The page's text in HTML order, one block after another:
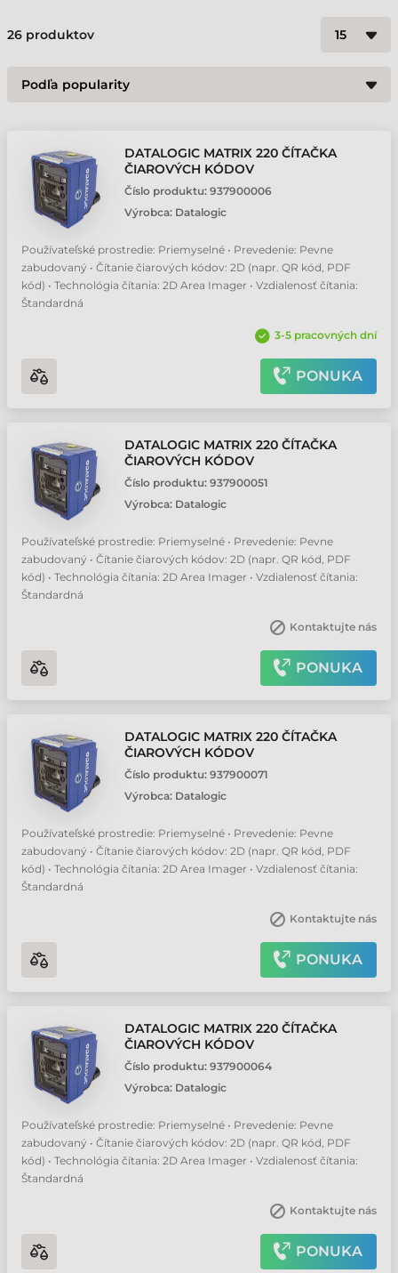
26 produktov
DATALOGIC MATRIX 220 ČÍTAČKA
ČIAROVÝCH KÓDOV
Číslo produktu: 937900006
Výrobca: Datalogic
Používateľské prostredie: Priemyselné • Prevedenie: Pevne
zabudovaný • Čítanie čiarových kódov: 2D (napr. QR kód, PDF
kód) • Technológia čítania: 2D Area Imager • Vzdialenosť čítania:
Štandardná
3-5 pracovných dní
PONUKA
DATALOGIC MATRIX 220 ČÍTAČKA
ČIAROVÝCH KÓDOV
Číslo produktu: 937900051
Výrobca: Datalogic
Používateľské prostredie: Priemyselné • Prevedenie: Pevne
zabudovaný • Čítanie čiarových kódov: 2D (napr. QR kód, PDF
kód) • Technológia čítania: 2D Area Imager • Vzdialenosť čítania:
Štandardná
Kontaktujte nás
PONUKA
DATALOGIC MATRIX 220 ČÍTAČKA
ČIAROVÝCH KÓDOV
Číslo produktu: 937900071
Výrobca: Datalogic
Používateľské prostredie: Priemyselné • Prevedenie: Pevne
zabudovaný • Čítanie čiarových kódov: 2D (napr. QR kód, PDF
kód) • Technológia čítania: 2D Area Imager • Vzdialenosť čítania:
Štandardná
Kontaktujte nás
PONUKA
DATALOGIC MATRIX 220 ČÍTAČKA
ČIAROVÝCH KÓDOV
Číslo produktu: 937900064
Výrobca: Datalogic
Používateľské prostredie: Priemyselné • Prevedenie: Pevne
zabudovaný • Čítanie čiarových kódov: 2D (napr. QR kód, PDF
kód) • Technológia čítania: 2D Area Imager • Vzdialenosť čítania:
Štandardná
Kontaktujte nás
PONUKA